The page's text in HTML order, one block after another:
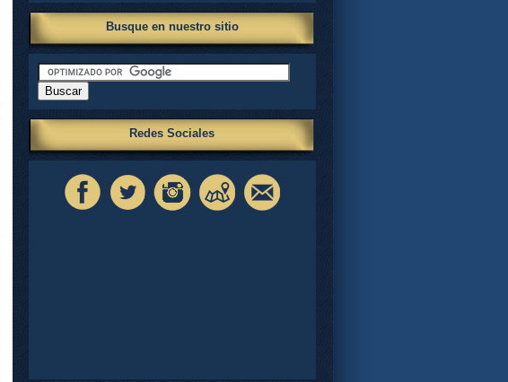
Busque en nuestro sitio
Redes Sociales